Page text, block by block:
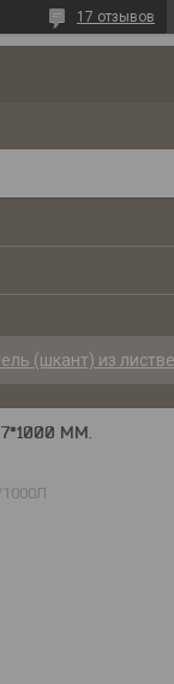
17 отзывов
(шкант) из
ММ.